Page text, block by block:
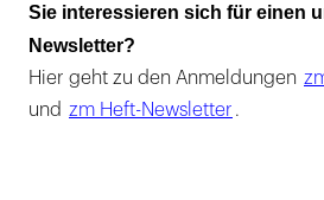
Sie interessieren sich für einen
Newsletter?
Hier geht zu den Anmeldungen
und zm Heft-Newsletter .